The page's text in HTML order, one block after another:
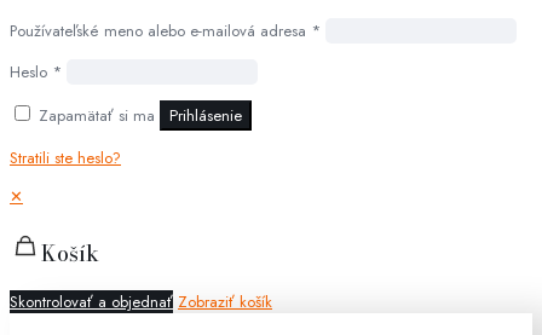
Používateľské meno alebo e-mailová adresa *
Heslo *
Zapamätať si ma
Prihlásenie
Stratili ste heslo?
✕
Košík
Skontrolovať a objednať Zobraziť košík